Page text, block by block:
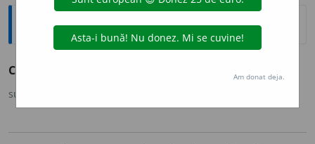
Explicative DEX
CAFINE
sursa:
Am donat deja.